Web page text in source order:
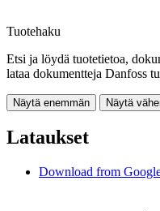
Tuotehaku
Etsi ja löydä tuotetietoa,
lataa dokumentteja Danfoss
Näytä enemmän Näytä
Lataukset
Download from